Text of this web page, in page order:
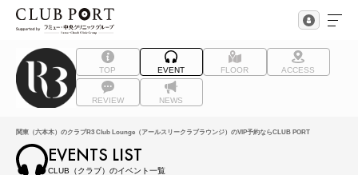
TOP EVENT FLOOR ACCESS
REVIEW NEWS
関東（六本木）のクラブR3 Club Lounge（アールスリークラブラウンジ）のVIP予約ならCLUB PORT
EVENTS LIST
CLUB（クラブ）のイベント一覧